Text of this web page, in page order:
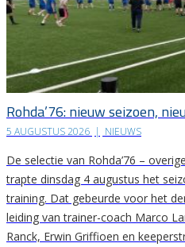
Rohda’76: nieuw seizoen,
5 AUGUSTUS 2026 | NIEUWS
De selectie van Rohda’76 –
trapte dinsdag 4 augustus het
training. Dat gebeurde voor het
leiding van trainer-coach Marco
Ranck, Erwin Griffioen en